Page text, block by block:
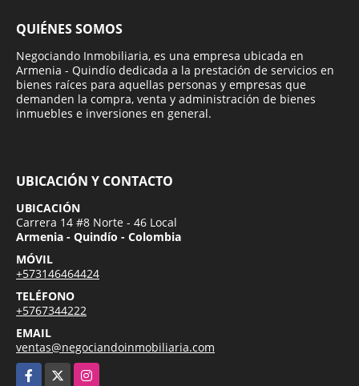
QUIÉNES SOMOS
Negociando Inmobiliaria, es una empresa ubicada en
Armenia - Quindío dedicada a la prestación de servicios en
bienes raíces para aquellas personas y empresas que
demanden la compra, venta y administración de bienes
inmuebles e inversiones en general.
UBICACIÓN Y CONTACTO
UBICACIÓN
Carrera 14 #8 Norte - 46 Local
Armenia - Quindío - Colombia
MÓVIL
+573146464424
TELÉFONO
+5767344222
EMAIL
ventas@negociandoinmobiliaria.com
Facebook
Instagram